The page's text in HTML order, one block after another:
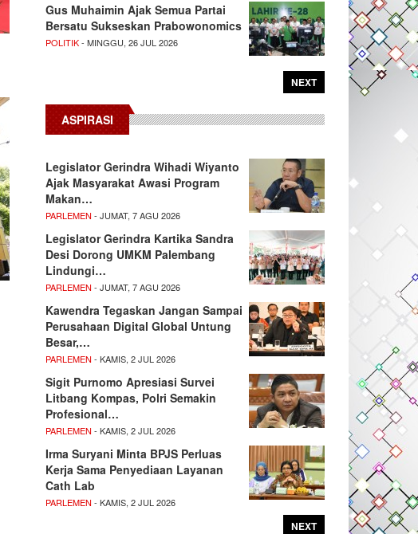
Gus Muhaimin Ajak Semua Partai
Bersatu Sukseskan Prabowonomics
POLITIK- MINGGU, 26 JUL 2026
NEXT
ASPIRASI
Legislator Gerindra Wihadi Wiyanto
Ajak Masyarakat Awasi Program
Makan…
PARLEMEN - JUMAT, 7 AGU 2026
Legislator Gerindra Kartika Sandra
Desi Dorong UMKM Palembang
Lindungi…
PARLEMEN - JUMAT, 7 AGU 2026
Kawendra Tegaskan Jangan Sampai
Perusahaan Digital Global Untung
Besar,…
PARLEMEN - KAMIS, 2 JUL 2026
Sigit Purnomo Apresiasi Survei
Litbang Kompas, Polri Semakin
Profesional…
PARLEMEN - KAMIS, 2 JUL 2026
Irma Suryani Minta BPJS Perluas
Kerja Sama Penyediaan Layanan
Cath Lab
PARLEMEN - KAMIS, 2 JUL 2026
NEXT